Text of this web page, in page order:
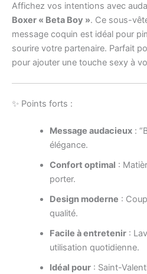
Affichez vos intentions avec
Boxer « Beta Boy ». Ce sous-
message coquin est idéal pour
sourire votre partenaire. Parfait
pour ajouter une touche sexy à
✨ Points forts :
Message audacieux:
élégance.
Confort optimal :
porter.
Design moderne :
qualité.
Facile à entretenir:
utilisation quotidienne.
Idéal pour: Saint-